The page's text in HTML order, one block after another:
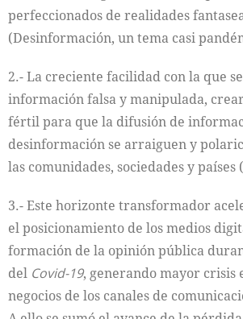
perfeccionados de realidades
(Desinformación, un tema casi
2.- La creciente facilidad con la que
información falsa y manipulada,
fértil para que la difusión de
desinformación se arraiguen y
las comunidades, sociedades y países
3.- Este horizonte transformador
el posicionamiento de los medios
formación de la opinión pública
del Covid-19, generando mayor crisis
negocios de los canales de